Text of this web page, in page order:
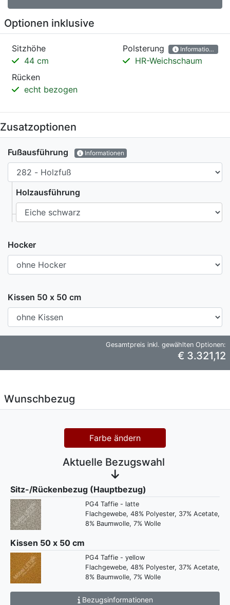
Optionen inklusive
Sitzhöhe
44 cm
Polsterung Informationen
HR-Weichschaum
Rücken
echt bezogen
Zusatzoptionen
Fußausführung Informationen
Holzausführung
Hocker
Kissen 50 x 50 cm
Gesamtpreis inkl. gewählten Optionen:
€ 3.321,12
Wunschbezug
Farbe ändern
Aktuelle Bezugswahl
Sitz-/Rückenbezug (Hauptbezug)
PG4 Taffie - latte
Flachgewebe, 48% Polyester, 37% Acetate,
8% Baumwolle, 7% Wolle
Kissen 50 x 50 cm
PG4 Taffie - yellow
Flachgewebe, 48% Polyester, 37% Acetate,
8% Baumwolle, 7% Wolle
Bezugsinformationen